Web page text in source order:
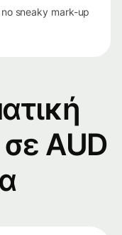
sneaky mark-up
σε AUD